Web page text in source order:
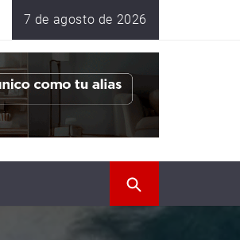
7 de agosto de 2026